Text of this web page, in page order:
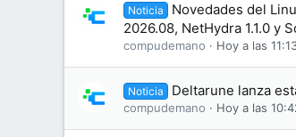
Noticia
Novedades del
2026.08, NetHydra 1.1.0 y
compudemano Hoy a las
Noticia Deltarune lanza
compudemano Hoy a las